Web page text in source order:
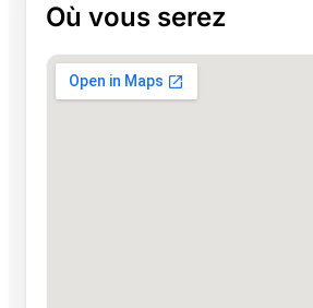
Où vous serez